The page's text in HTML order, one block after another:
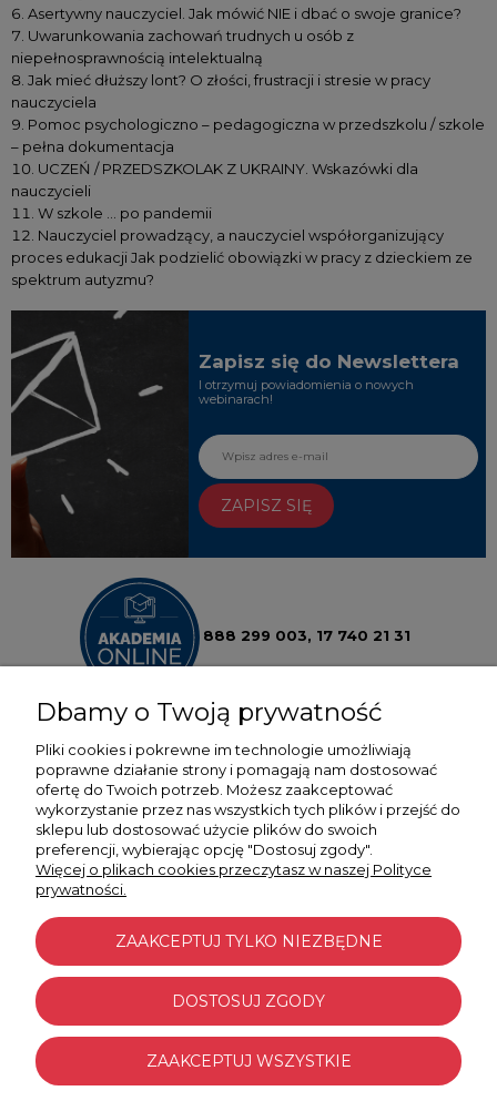
Asertywny nauczyciel. Jak mówić NIE i dbać o swoje granice?
Uwarunkowania zachowań trudnych u osób z
niepełnosprawnością intelektualną
Jak mieć dłuższy lont? O złości, frustracji i stresie w pracy
nauczyciela
Pomoc psychologiczno – pedagogiczna w przedszkolu / szkole
– pełna dokumentacja
UCZEŃ / PRZEDSZKOLAK Z UKRAINY. Wskazówki dla
nauczycieli
W szkole … po pandemii
Nauczyciel prowadzący, a nauczyciel współorganizujący
proces edukacji Jak podzielić obowiązki w pracy z dzieckiem ze
spektrum autyzmu?
Zapisz się do Newslettera
I otrzymuj powiadomienia o nowych
webinarach!
ZAPISZ SIĘ
888 299 003, 17 740 21 31
POMOC
MOJE KONTO
PŁATNOŚCI I DOSTAWA
INFORMACJE
O NAS
Dbamy o Twoją prywatność
Pliki cookies i pokrewne im technologie umożliwiają
poprawne działanie strony i pomagają nam dostosować
ofertę do Twoich potrzeb. Możesz zaakceptować
wykorzystanie przez nas wszystkich tych plików i przejść do
sklepu lub dostosować użycie plików do swoich
preferencji, wybierając opcję "Dostosuj zgody".
Więcej o plikach cookies przeczytasz w naszej Polityce
prywatności.
ZAAKCEPTUJ TYLKO NIEZBĘDNE
DOSTOSUJ ZGODY
ZAAKCEPTUJ WSZYSTKIE